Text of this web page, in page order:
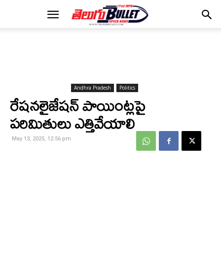
Andhra Pradesh Politics
రేషనలైజేషన్‌ పాయింట్లపై
పరిమితులు ఎత్తివేయాలి
May 13, 2025, 12:56 pm